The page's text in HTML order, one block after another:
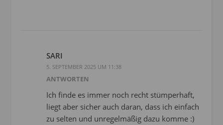
SARI
5. SEPTEMBER 2025 UM 11:38
ANTWORTEN
Ich finde es immer noch recht stümperhaft,
liegt aber sicher auch daran, dass ich einfach
zu selten und unregelmäßig dazu komme :)